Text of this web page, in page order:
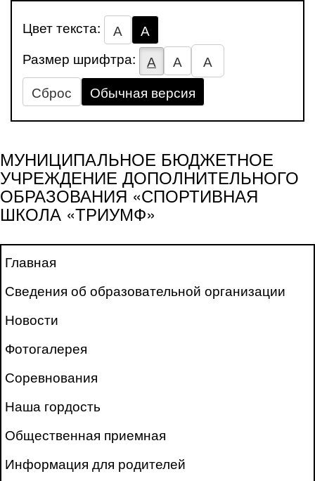
Цвет текста: А
А
Размер шрифтра:
А А
А
Сброс
Обычная версия
МУНИЦИПАЛЬНОЕ БЮДЖЕТНОЕ
УЧРЕЖДЕНИЕ ДОПОЛНИТЕЛЬНОГО
ОБРАЗОВАНИЯ «СПОРТИВНАЯ
ШКОЛА «ТРИУМФ»
Главная
Сведения об образовательной организации
Новости
Фотогалерея
Соревнования
Наша гордость
Общественная приемная
Информация для родителей